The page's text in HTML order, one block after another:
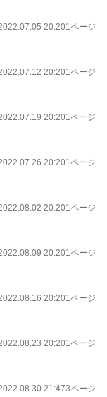
しております。
20:201ページ
20:201ページ
20:201ページ
20:201ページ
20:201ページ
20:201ページ
20:201ページ
20:201ページ
21:473ページ